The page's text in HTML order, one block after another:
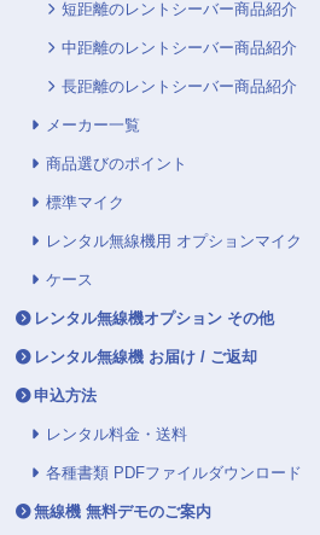
短距離のレントシーバー商品紹介
中距離のレントシーバー商品紹介
長距離のレントシーバー商品紹介
メーカー一覧
商品選びのポイント
標準マイク
レンタル無線機用 オプションマイク
ケース
レンタル無線機オプション その他
レンタル無線機 お届け / ご返却
申込方法
レンタル料金・送料
各種書類 PDFファイルダウンロード
無線機 無料デモのご案内